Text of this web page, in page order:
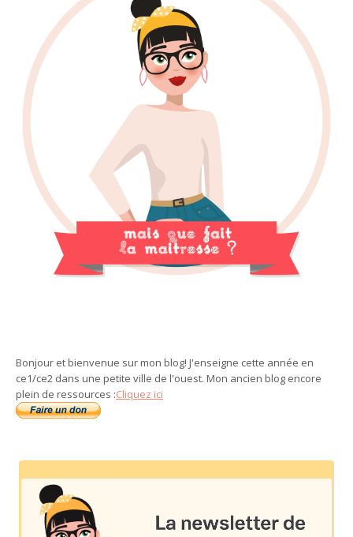
o
n
Bonjour et bienvenue sur mon blog! J'enseigne cette année en
ce1/ce2 dans une petite ville de l'ouest. Mon ancien blog encore
plein de ressources :Cliquez ici